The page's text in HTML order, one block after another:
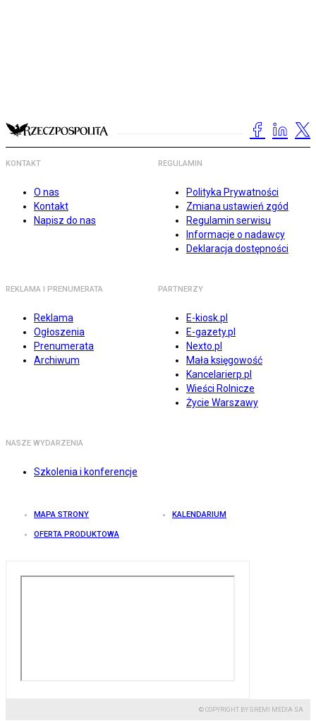
KONTAKT
O nas
Kontakt
Napisz do nas
REGULAMIN
Polityka Prywatności
Zmiana ustawień zgód
Regulamin serwisu
Informacje o nadawcy
Deklaracja dostępności
REKLAMA I PRENUMERATA
Reklama
Ogłoszenia
Prenumerata
Archiwum
PARTNERZY
E-kiosk.pl
E-gazety.pl
Nexto.pl
Mała księgowość
Kancelarierp.pl
Wieści Rolnicze
Życie Warszawy
NASZE WYDARZENIA
Szkolenia i konferencje
MAPA STRONY KALENDARIUM
OFERTA PRODUKTOWA
© COPYRIGHT BY GREMI MEDIA SA